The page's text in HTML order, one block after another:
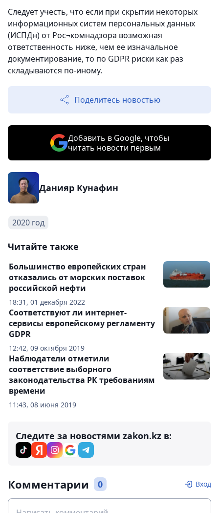
Следует учесть, что если при скрытии некоторых
информационных систем персональных данных
(ИСПДн) от Рос¬комнадзора возможная
ответственность ниже, чем ее изначальное
документирование, то по GDPR риски как раз
складываются по-иному.
Поделитесь новостью
Добавить в Google, чтобы
читать новости первым
Данияр Кунафин
2020 год
Читайте также
18:31, 01 декабря 2022
Большинство европейских стран
отказались от морских поставок
российской нефти
12:42, 09 октября 2019
Соответствуют ли интернет-
сервисы европейскому регламенту
GDPR
11:43, 08 июня 2019
Наблюдатели отметили
соответствие выборного
законодательства РК требованиям
времени
Следите за новостями zakon.kz в:
Комментарии 0 Вход